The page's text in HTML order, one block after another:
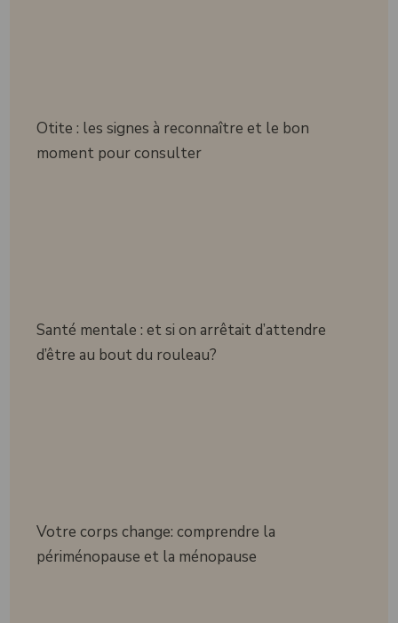
Otite : les signes à reconnaître et le bon
moment pour consulter
Santé mentale : et si on arrêtait d’attendre
d’être au bout du rouleau?
Votre corps change: comprendre la
périménopause et la ménopause